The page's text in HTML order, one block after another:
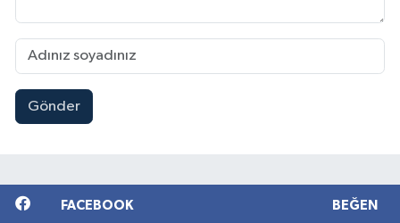
Gönder
FACEBOOK BEĞEN